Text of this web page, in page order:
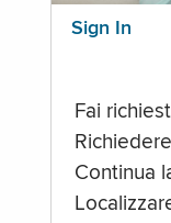
Sign In
Fai
Continua